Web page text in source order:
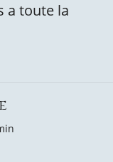
a toute la